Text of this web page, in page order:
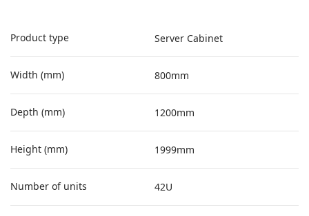
Product type Server Cabinet
Width (mm) 800mm
Depth (mm) 1200mm
Height (mm) 1999mm
Number of units 42U